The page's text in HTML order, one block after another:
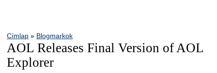
Címlap » Blogmarkok
AOL Releases Final Version of AOL
Explorer